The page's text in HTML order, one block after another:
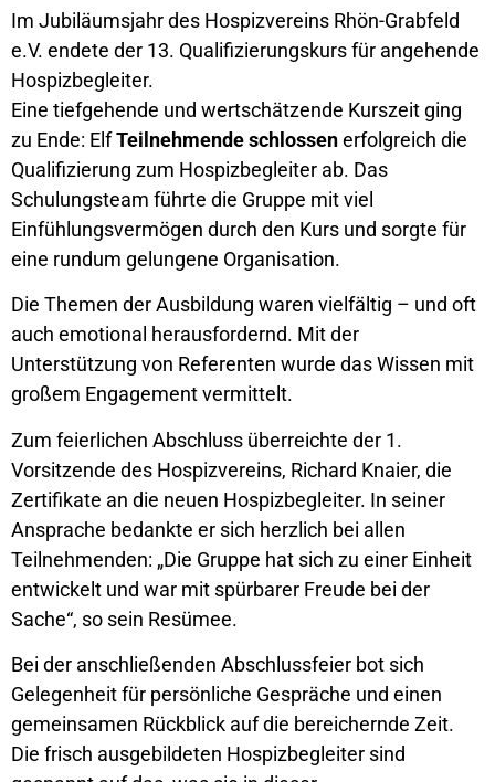
Im Jubiläumsjahr des Hospizvereins Rhön-Grabfeld
e.V. endete der 13. Qualifizierungskurs für angehende
Hospizbegleiter.
Eine tiefgehende und wertschätzende Kurszeit ging
zu Ende: ElfTeilnehmende schlossenerfolgreich die
Qualifizierung zum Hospizbegleiter ab. Das
Schulungsteam führte die Gruppe mit viel
Einfühlungsvermögen durch den Kurs und sorgte für
eine rundum gelungene Organisation.
Die Themen der Ausbildung waren vielfältig – und oft
auch emotional herausfordernd. Mit der
Unterstützung von Referenten wurde das Wissen mit
großem Engagement vermittelt.
Zum feierlichen Abschluss überreichte der 1.
Vorsitzende des Hospizvereins, Richard Knaier, die
Zertifikate an die neuen Hospizbegleiter. In seiner
Ansprache bedankte er sich herzlich bei allen
Teilnehmenden: „Die Gruppe hat sich zu einer Einheit
entwickelt und war mit spürbarer Freude bei der
Sache“, so sein Resümee.
Bei der anschließenden Abschlussfeier bot sich
Gelegenheit für persönliche Gespräche und einen
gemeinsamen Rückblick auf die bereichernde Zeit.
Die frisch ausgebildeten Hospizbegleiter sind